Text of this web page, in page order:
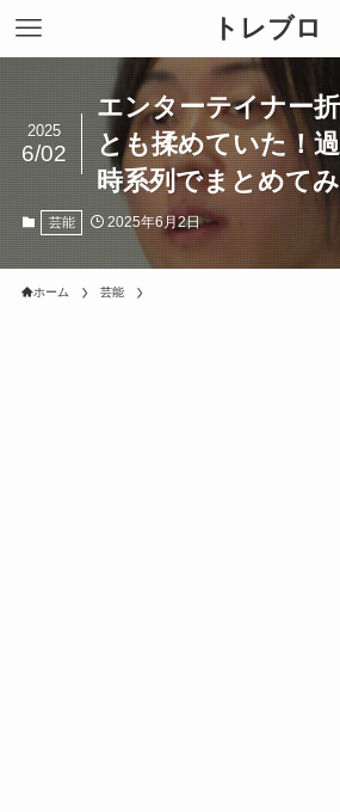
トレブロ
エンターテイナー
とも揉めていた！
時系列でまとめて
2025
6/02
芸能 2025年6月2日
ホーム 芸能